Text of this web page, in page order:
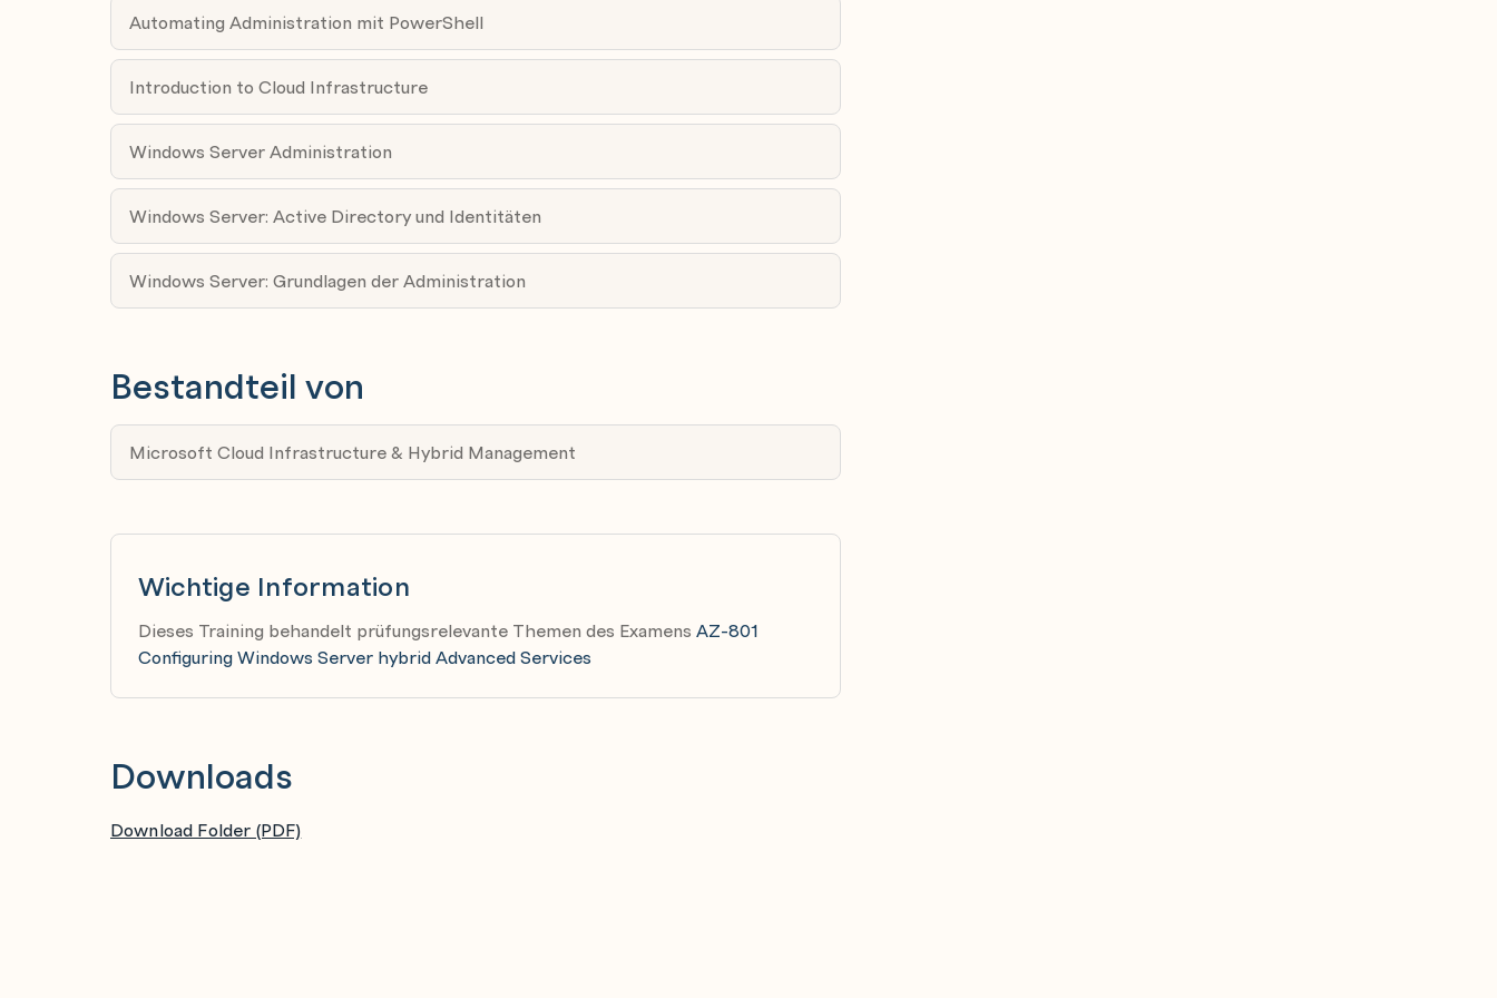
Microsoft Azure
Automating Administration mit PowerShell
Introduction to Cloud Infrastructure
Windows Server Administration
Windows Server: Active Directory und Identitäten
Windows Server: Grundlagen der Administration
Bestandteil von
Microsoft Cloud Infrastructure & Hybrid Management
Wichtige Information
Dieses Training behandelt prüfungsrelevante Themen des Examens AZ-801
Configuring Windows Server hybrid Advanced Services
Downloads
Download Folder (PDF)